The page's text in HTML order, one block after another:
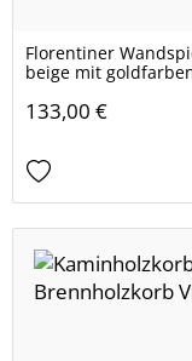
Florentiner
beige mit
133,00 €